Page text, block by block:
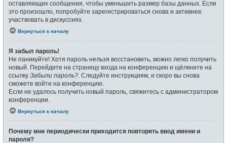
оставляющих сообщения, чтобы уменьшить размер базы данных. Если
это произошло, попробуйте зарегистрироваться снова и активнее
участвовать в дискуссиях.
Вернуться к началу
Я забыл пароль!
Не паникуйте! Хотя пароль нельзя восстановить, можно легко получить
новый. Перейдите на страницу входа на конференцию и щёлкните на
ссылку Забыли пароль? . Следуйте инструкциям, и скоро вы снова
сможете войти на конференцию.
Если не удалось получить новый пароль, свяжитесь с администратором
конференции.
Вернуться к началу
Почему мне периодически приходится повторять ввод имени и
пароля?